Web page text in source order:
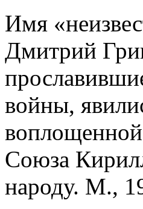
Имя
Дмитрий
войны,
Союза
народу. М.,